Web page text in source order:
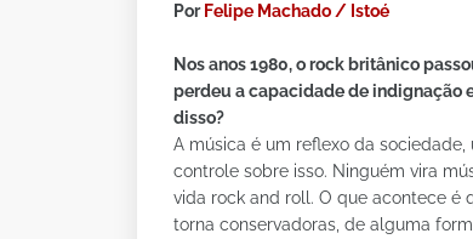
Por Felipe Machado / Istoé
Nos anos 1980, o rock britânico
perdeu a capacidade de indignação
disso?
A música é um reflexo da
controle sobre isso. Ninguém vira
vida rock and roll. O que acontece é
torna conservadoras, de alguma